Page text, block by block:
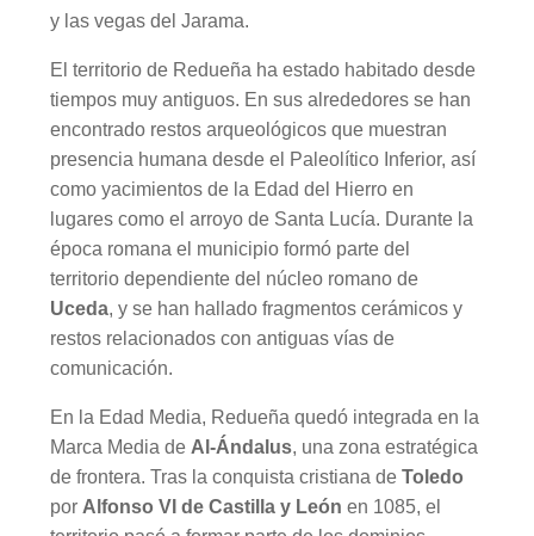
y las vegas del Jarama.
El territorio de Redueña ha estado habitado desde
tiempos muy antiguos. En sus alrededores se han
encontrado restos arqueológicos que muestran
presencia humana desde el Paleolítico Inferior, así
como yacimientos de la Edad del Hierro en
lugares como el arroyo de Santa Lucía. Durante la
época romana el municipio formó parte del
territorio dependiente del núcleo romano de
Uceda, y se han hallado fragmentos cerámicos y
restos relacionados con antiguas vías de
comunicación.
En la Edad Media, Redueña quedó integrada en la
Marca Media de Al‑Ándalus, una zona estratégica
de frontera. Tras la conquista cristiana de Toledo
por Alfonso VI de Castilla y León en 1085, el